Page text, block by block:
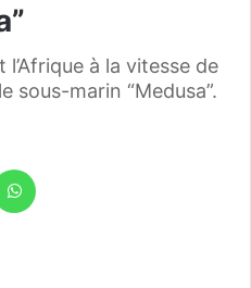
l’Afrique à la vitesse de
sous-marin “Medusa”.